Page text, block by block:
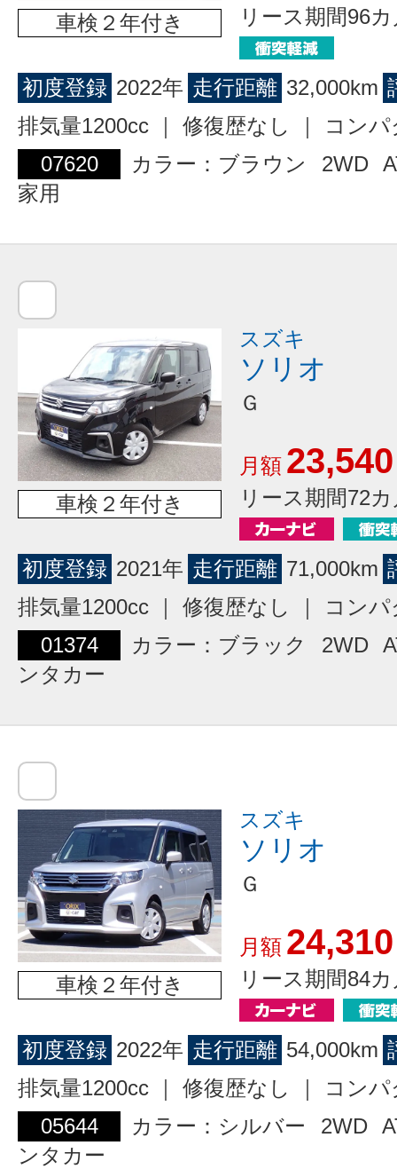
車検２年付き リース期間96
初度登録 2022年 走行距離 32,000km
排気量1200cc ｜ 修復歴なし ｜ コン
07620
カラー：ブラウン 2WD
家用
車検２年付き
スズキ
ソリオ
Ｇ
月額 23,540
リース期間72
初度登録 2021年 走行距離 71,000km
排気量1200cc ｜ 修復歴なし ｜ コン
01374
カラー：ブラック 2WD
ンタカー
車検２年付き
スズキ
ソリオ
Ｇ
月額 24,310
リース期間84
初度登録 2022年 走行距離 54,000km
排気量1200cc ｜ 修復歴なし ｜ コン
05644
カラー：シルバー 2WD
ンタカー